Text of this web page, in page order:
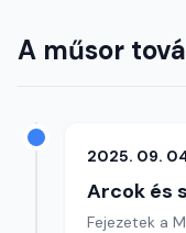
A műsor
2025. 09.
Arcok és
Fejezetek a